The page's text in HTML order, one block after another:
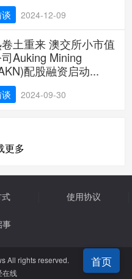
2024-12-09
土重来 澳交所小市值
司Auking Mining
配股融资启动...
2024-09-30
更多
使用协议
事
All rights reserved.
在线
首页